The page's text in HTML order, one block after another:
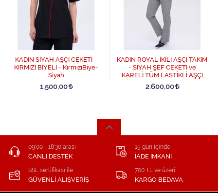
KADIN SİYAH AŞÇI CEKETİ -
KIRMIZI BİYELİ - KırmızıBiye-
Siyah
1.500,00
KADIN ROYAL İKİLİ AŞÇI TAKIM
- SİYAH ŞEF CEKETİ ve
KARELİ TÜM LASTİKLİ AŞÇI
PANTOLON - Siyah
2.600,00
09:00 - 18:30 arası
CANLI DESTEK
15 gün içinde
İADE İMKANI
SSL sertifikası ile
GÜVENLİ ALIŞVERİŞ
700 TL ve üzeri
KARGO BEDAVA